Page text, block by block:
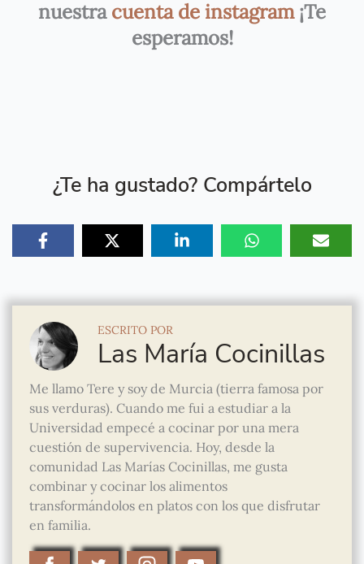
nuestracuenta de instagram¡Te
esperamos!
¿Te ha gustado? Compártelo
ESCRITO POR
Las María Cocinillas
Me llamo Tere y soy de Murcia (tierra famosa por
sus verduras). Cuando me fui a estudiar a la
Universidad empecé a cocinar por una mera
cuestión de supervivencia. Hoy, desde la
comunidad Las Marías Cocinillas, me gusta
combinar y cocinar los alimentos
transformándolos en platos con los que disfrutar
en familia.